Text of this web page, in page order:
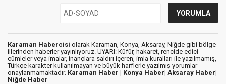
Karaman Habercisi olarak Karaman, Konya, Aksaray, Niğde gibi bölge
illerinden haberler yayınlıyoruz. UYARI: Küfür, hakaret, rencide edici
cümleler veya imalar, inançlara saldırı içeren, imla kuralları ile yazılmamış,
Türkçe karakter kullanılmayan ve büyük harflerle yazılmış yorumlar
onaylanmamaktadır. Karaman Haber | Konya Haber| Aksaray Haber|
Niğde Haber